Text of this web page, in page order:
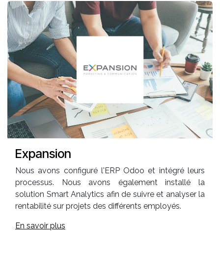
Expansion
Nous avons configuré l'ERP Odoo et intégré leurs
processus. Nous avons également installé la
solution Smart Analytics afin de suivre et analyser la
rentabilité sur projets des différents employés.
En savoir plus